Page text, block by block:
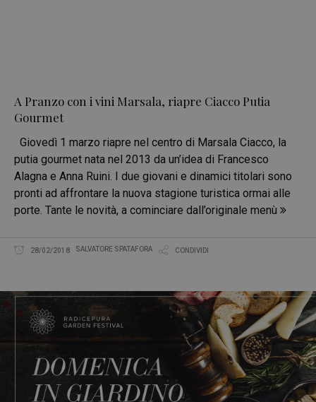
A Pranzo con i vini Marsala, riapre Ciacco Putia
Gourmet
Giovedì 1 marzo riapre nel centro di Marsala Ciacco, la
putia gourmet nata nel 2013 da un’idea di Francesco
Alagna e Anna Ruini. I due giovani e dinamici titolari sono
pronti ad affrontare la nuova stagione turistica ormai alle
porte. Tante le novità, a cominciare dall’originale menù
28/02/2018 SALVATORE SPATAFORA CONDIVIDI